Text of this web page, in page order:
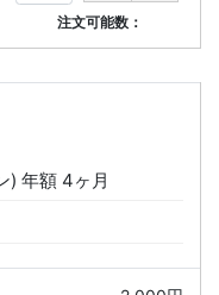
注文可能数：
) 年額 4ヶ月